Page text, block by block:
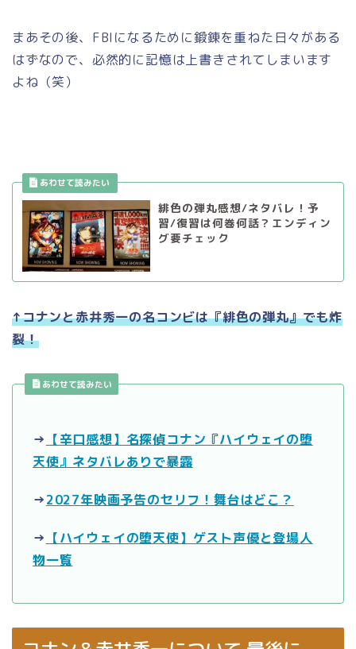
まあその後、FBIになるために鍛錬を重ねた日々がある
はずなので、必然的に記憶は上書きされてしまいます
よね（笑）
緋色の弾丸感想/ネタバレ！予
習/復習は何巻何話？エンディン
グ要チェック
↑コナンと赤井秀一の名コンビは『緋色の弾丸』でも炸
裂！
あわせて読みたい
→ 【辛口感想】名探偵コナン『ハイウェイの堕
天使』ネタバレありで暴露
→2027年映画予告のセリフ！舞台はどこ？
→ 【ハイウェイの堕天使】ゲスト声優と登場人
物一覧